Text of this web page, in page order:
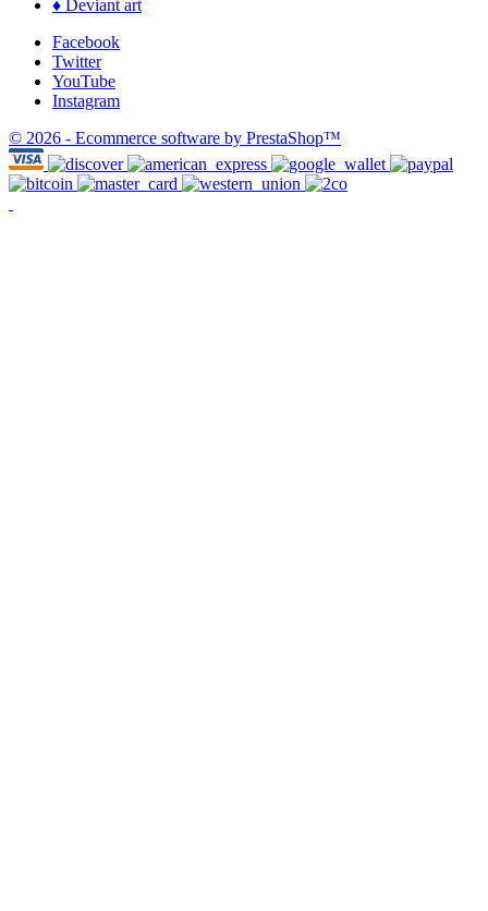
♦ Deviant art
Facebook
Twitter
YouTube
Instagram
© 2026 - Ecommerce software by PrestaShop™